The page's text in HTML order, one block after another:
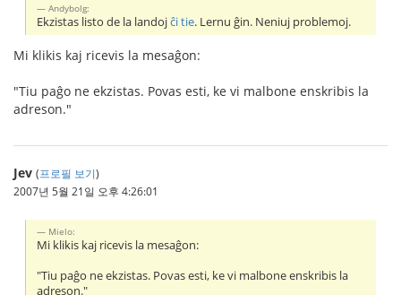
Andybolg:
Ekzistas listo de la landojĉi tie. Lernu ĝin. Neniuj problemoj.
Mi klikis kaj ricevis la mesaĝon:
"Tiu paĝo ne ekzistas. Povas esti, ke vi malbone enskribis la
adreson."
Jev (프로필 보기)
2007년 5월 21일 오후 4:26:01
Mielo:
Mi klikis kaj ricevis la mesaĝon:
"Tiu paĝo ne ekzistas. Povas esti, ke vi malbone enskribis la
adreson."